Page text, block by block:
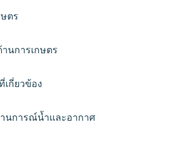
ตร
นการเกษตร
เกี่ยวข้อง
นการณ์น้ำและอากาศ